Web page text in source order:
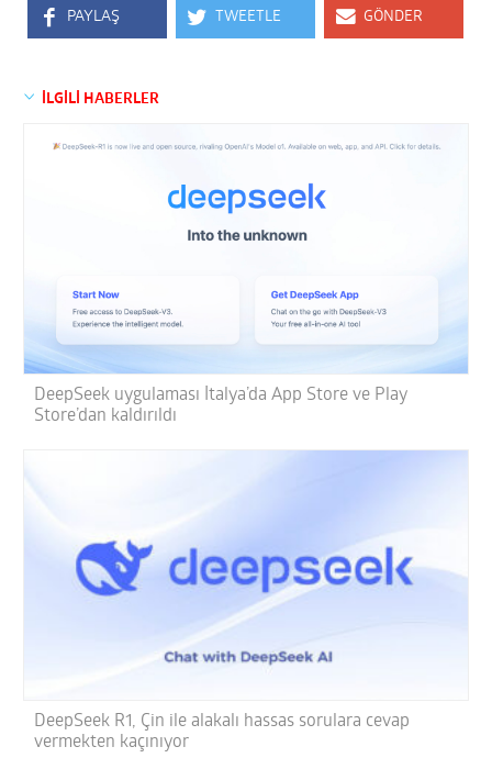
PAYLAŞ TWEETLE GÖNDER
İLGİLİ HABERLER
DeepSeek uygulaması İtalya’da App Store ve Play
Store’dan kaldırıldı
DeepSeek R1, Çin ile alakalı hassas sorulara cevap
vermekten kaçınıyor